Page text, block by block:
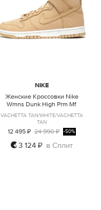
US6 US6,5
US7
US7,5
NIKE
Женские Кроссовки Nike
Wmns Dunk High Prm Mf
VACHETTA TAN/WHITE/VACHETTA
TAN
12 495 ₽ 24 990 ₽ -50%
3 124 ₽ в Сплит